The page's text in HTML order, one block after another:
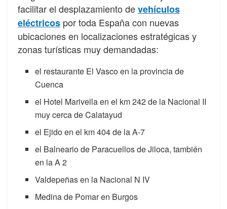
facilitar el desplazamiento devehículos
eléctricos por toda España con nuevas
ubicaciones en localizaciones estratégicas y
zonas turísticas muy demandadas:
el restaurante El Vasco en la provincia de
Cuenca
el Hotel Marivella en el km 242 de la Nacional II
muy cerca de Calatayud
el Ejido en el km 404 de la A-7
el Balneario de Paracuellos de Jiloca, también
en la A 2
Valdepeñas en la Nacional N IV
Medina de Pomar en Burgos